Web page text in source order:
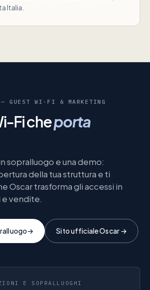
Italia.
GUEST WI-FI & MARKETING
Fi cheporta
sopralluogo e una demo:
della tua struttura e ti
Oscar trasforma gli accessi in
vendite.
→ Sito ufficiale Oscar →
E SOPRALLUOGHI